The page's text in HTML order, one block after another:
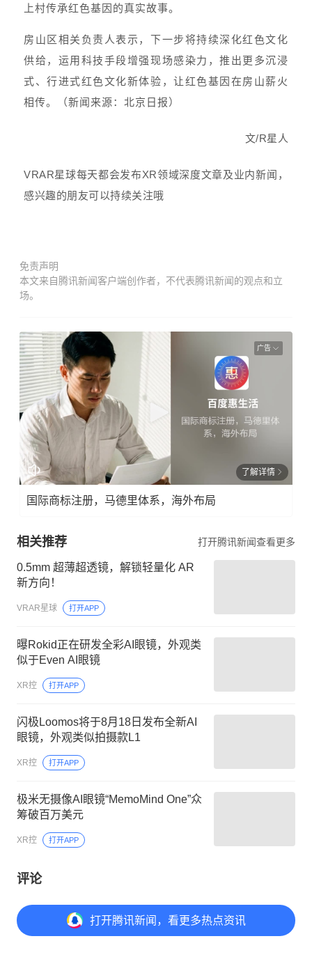
上村传承红色基因的真实故事。
房山区相关负责人表示，下一步将持续深化红色文化
供给，运用科技手段增强现场感染力，推出更多沉浸
式、行进式红色文化新体验，让红色基因在房山薪火
相传。（新闻来源：北京日报）
文/R星人
VRAR星球每天都会发布XR领域深度文章及业内新闻，
感兴趣的朋友可以持续关注哦
免责声明
本文来自腾讯新闻客户端创作者，不代表腾讯新闻的观点和立
场。
打开腾讯新闻，看更多热点资讯
广告
了解详情
国际商标注册，马德里体系，海外布局
相关推荐 打开腾讯新闻查看更多
0.5mm 超薄超透镜，解锁轻量化 AR
新方向！
VRAR星球 打开APP
曝Rokid正在研发全彩AI眼镜，外观类
似于Even AI眼镜
XR控 打开APP
闪极Loomos将于8月18日发布全新AI
眼镜，外观类似拍摄款L1
XR控 打开APP
极米无摄像AI眼镜“MemoMind One”众
筹破百万美元
XR控 打开APP
评论